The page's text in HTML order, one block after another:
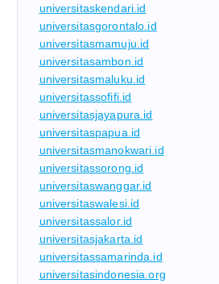
universitaskendari.id
universitasgorontalo.id
universitasmamuju.id
universitasambon.id
universitasmaluku.id
universitassofifi.id
universitasjayapura.id
universitaspapua.id
universitasmanokwari.id
universitassorong.id
universitaswanggar.id
universitaswalesi.id
universitassalor.id
universitasjakarta.id
universitassamarinda.id
universitasindonesia.org